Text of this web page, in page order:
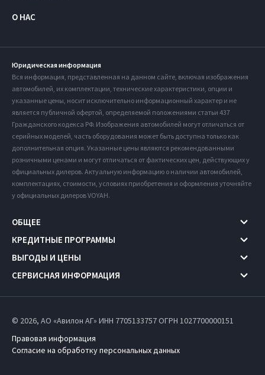
О НАС
Юридическая информация
Вся информация, представленная на данном сайте, включая изображения
автомобилей, их комплектации, технические характеристики, опции и
указанные цены, носит исключительно информационный характер и не
является публичной офертой, определяемой положениями статьи 437
Гражданского кодекса РФ. Изображения автомобилей могут отличаться от
серийных моделей, часть оборудования может быть доступна только как
дополнительная опция. Указанные цены являются рекомендованными
розничными ценами и могут отличаться от фактических цен, действующих у
официальных дилеров. Актуальную информацию о наличии автомобилей,
комплектациях, стоимости, условиях приобретения и оформления уточняйте
у официальных дилеров VOYAH.
ОБЩЕЕ
КРЕДИТНЫЕ ПРОГРАММЫ
ВЫГОДЫ И ЦЕНЫ
СЕРВИСНАЯ ИНФОРМАЦИЯ
© 2026, АО «Авилон АГ» ИНН 7705133757ОГРН 1027700000151
Правовая информация
Согласие на обработку персональных данных